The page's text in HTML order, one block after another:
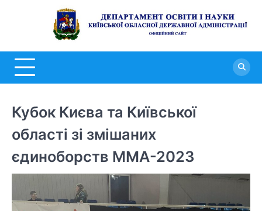
Кубок Києва та Київської
області зі змішаних
єдиноборств ММА-2023